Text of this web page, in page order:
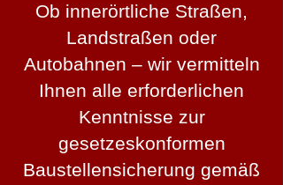
Ob innerörtliche Straßen,
Landstraßen oder
Autobahnen – wir vermitteln
Ihnen alle erforderlichen
Kenntnisse zur
gesetzeskonformen
Baustellensicherung gemäß